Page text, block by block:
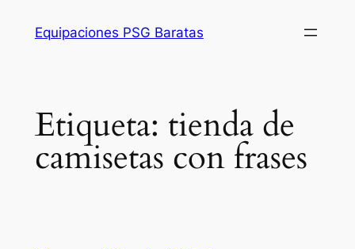
Equipaciones PSG Baratas
Etiqueta: tienda de
camisetas con frases